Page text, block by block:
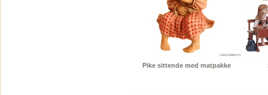
Pike sittende med matpakke